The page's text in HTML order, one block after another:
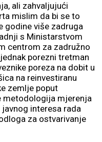
ali zahvaljujući
mislim da bi se to
godine više zadruga
s Ministarstvom
centrom za zadružno
porezni tretman
poreza na dobit u
na reinvestiranu
zemlje poput
metodologija mjerenja
interesa rada
za ostvarivanje